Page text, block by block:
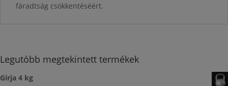
fáradtság csökkentéséért.
Legutóbb megtekintett termékek
Girja 4 kg